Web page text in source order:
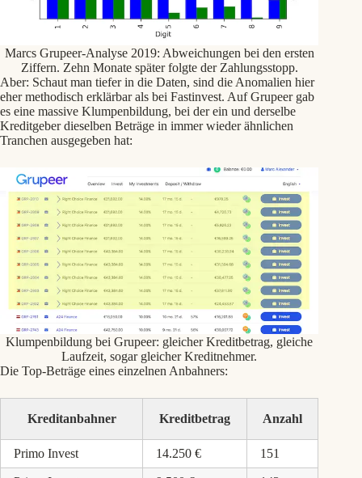
Marcs Grupeer-Analyse 2019: Abweichungen bei den ersten
Ziffern. Zehn Monate später folgte der Zahlungsstopp.
Aber: Schaut man tiefer in die Daten, sind die Anomalien hier
eher methodisch erklärbar als bei Fastinvest. Auf Grupeer gab
es eine massive Klumpenbildung, bei der ein und derselbe
Kreditgeber dieselben Beträge in immer wieder ähnlichen
Tranchen ausgegeben hat:
Klumpenbildung bei Grupeer: gleicher Kreditbetrag, gleiche
Laufzeit, sogar gleicher Kreditnehmer.
Die Top-Beträge eines einzelnen Anbahners:
Kreditanbahner Kreditbetrag Anzahl
Primo Invest 14.250 € 151